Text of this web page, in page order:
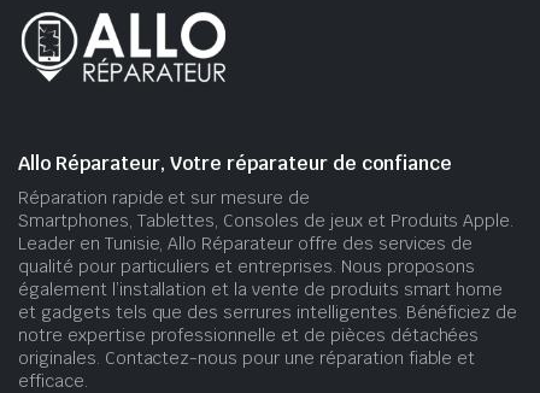
Allo Réparateur, Votre réparateur de confiance
Réparation rapide et sur mesure de
Smartphones, Tablettes, Consoles de jeux et Produits Apple.
Leader en Tunisie, Allo Réparateur offre des services de
qualité pour particuliers et entreprises. Nous proposons
également l’installation et la vente de produits smart home
et gadgets tels que des serrures intelligentes. Bénéficiez de
notre expertise professionnelle et de pièces détachées
originales. Contactez-nous pour une réparation fiable et
efficace.